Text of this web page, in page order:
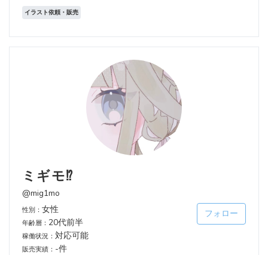
イラスト依頼・販売
ミギモ⁉︎
@mig1mo
性別： 女性
年齢層： 20代前半
稼働状況： 対応可能
販売実績： -件
フォロー